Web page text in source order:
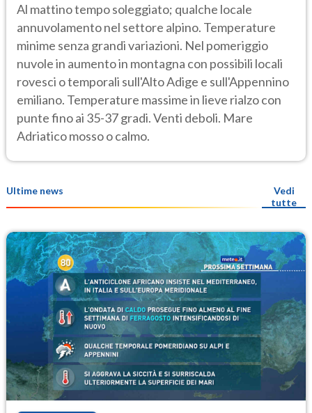
Al mattino tempo soleggiato; qualche locale
annuvolamento nel settore alpino. Temperature
minime senza grandi variazioni. Nel pomeriggio
nuvole in aumento in montagna con possibili locali
rovesci o temporali sull'Alto Adige e sull'Appennino
emiliano. Temperature massime in lieve rialzo con
punte fino ai 35-37 gradi. Venti deboli. Mare
Adriatico mosso o calmo.
Ultime news
Vedi
tutte